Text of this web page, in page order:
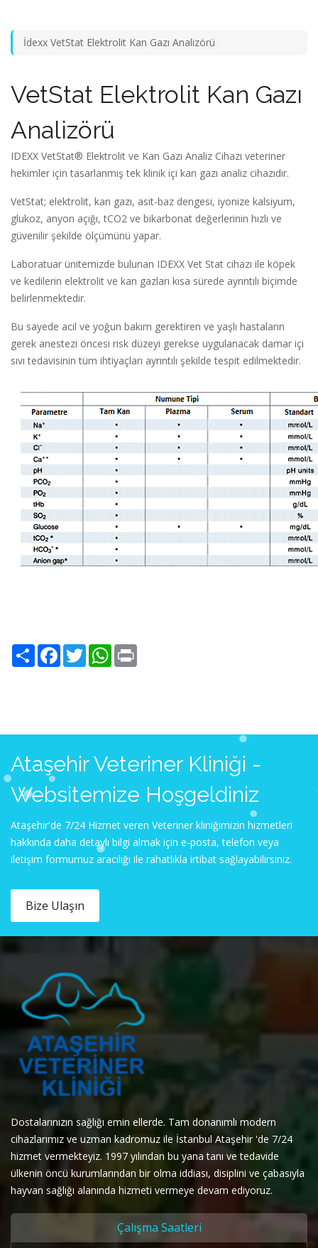
İdexx VetStat Elektrolit Kan Gazı Analizörü
VetStat Elektrolit Kan Gazı
Analizörü
IDEXX VetStat® Elektrolit ve Kan Gazı Analiz Cihazı veteriner
hekimler için tasarlanmış tek klinik içi kan gazı analiz cihazıdır.
VetStat; elektrolit, kan gazı, asit-baz dengesi, iyonize kalsiyum,
glukoz, anyon açığı, tCO2 ve bikarbonat değerlerinin hızlı ve
güvenilir şekilde ölçümünü yapar.
Laboratuar ünitemizde bulunan IDEXX Vet Stat cihazı ile köpek
ve kedilerin elektrolit ve kan gazları kısa sürede ayrıntılı biçimde
belirlenmektedir.
Bu sayede acil ve yoğun bakım gerektiren ve yaşlı hastaların
gerek anestezi öncesi risk düzeyi gerekse uygulanacak damar içi
sıvı tedavisinin tüm ihtiyaçları ayrıntılı şekilde tespit edilmektedir.
Share Facebook
TwitterWhatsApp
Ataşehir Veteriner Kliniği -
Websitemize Hoşgeldiniz
Ataşehir'de 7/24 Hizmet veren Veteriner kliniğimizin hizmetleri
hakkında daha detaylı bilgi almak için e-posta, telefon veya
iletişim formumuz aracılığı ile rahatlıkla irtibat sağlayabilirsiniz.
Bize Ulaşın
Dostalarınızın sağlığı emin ellerde. Tam donanımlı modern
cihazlarımız ve uzman kadromuz ile İstanbul Ataşehir 'de 7/24
hizmet vermekteyiz. 1997 yılından bu yana tanı ve tedavide
ülkenin öncü kurumlarından bir olma iddiası, disiplini ve çabasıyla
hayvan sağlığı alanında hizmeti vermeye devam ediyoruz.
Çalışma Saatleri